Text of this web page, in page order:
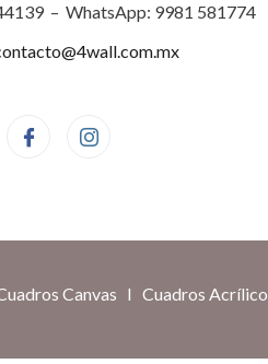
– WhatsApp: 9981 581774
Canvas I Cuadros Acrílico